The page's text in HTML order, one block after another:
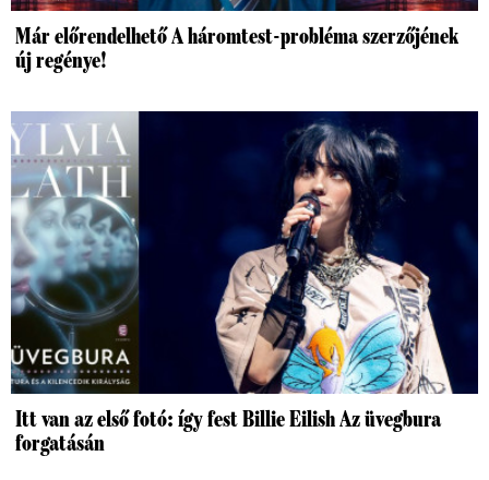
Már előrendelhető A háromtest-probléma szerzőjének
új regénye!
Itt van az első fotó: így fest Billie Eilish Az üvegbura
forgatásán